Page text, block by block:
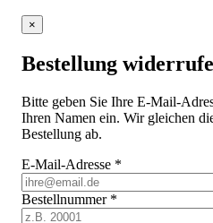
×
Bestellung
Bitte geben Sie Ihre E-Mail-
Ihren Namen ein. Wir gleichen
Bestellung ab.
E-Mail-Adresse *
Bestellnummer *